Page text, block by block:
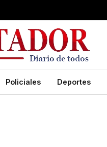
Policiales Deportes